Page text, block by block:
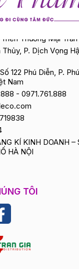
Thương Mại Trần
P. Dịch Vọng
122 Phú Diễn, P.
Nam
- 0971.761.888
KÍ KINH DOANH –
HÀ NỘI
TÔI